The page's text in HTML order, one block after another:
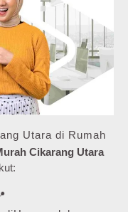
Utara di Rumah
Cikarang Utara